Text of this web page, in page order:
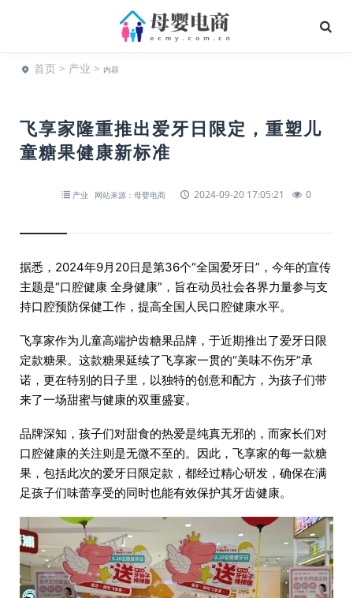
首页 > 产业 > 内容
飞享家隆重推出爱牙日限定，重塑儿
童糖果健康新标准
产业 网站来源：母婴电商 2024-09-20 17:05:21 0
据悉，2024年9月20日是第36个“全国爱牙日”，今年的宣传
主题是“口腔健康 全身健康”，旨在动员社会各界力量参与支
持口腔预防保健工作，提高全国人民口腔健康水平。
飞享家作为儿童高端护齿糖果品牌，于近期推出了爱牙日限
定款糖果。这款糖果延续了飞享家一贯的“美味不伤牙”承
诺，更在特别的日子里，以独特的创意和配方，为孩子们带
来了一场甜蜜与健康的双重盛宴。
品牌深知，孩子们对甜食的热爱是纯真无邪的，而家长们对
口腔健康的关注则是无微不至的。因此，飞享家的每一款糖
果，包括此次的爱牙日限定款，都经过精心研发，确保在满
足孩子们味蕾享受的同时也能有效保护其牙齿健康。